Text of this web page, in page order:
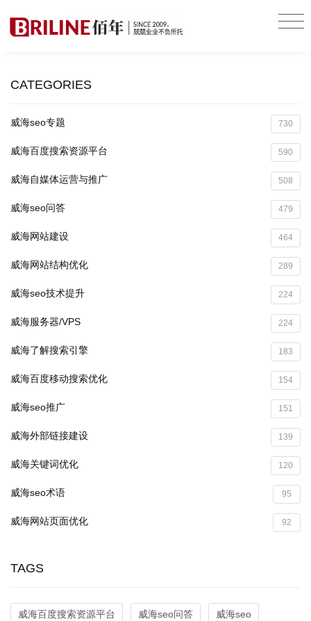
CATEGORIES
威海seo专题 730
威海百度搜索资源平台 590
威海自媒体运营与推广 508
威海seo问答 479
威海网站建设 464
威海网站结构优化 289
威海seo技术提升 224
威海服务器/VPS 224
威海了解搜索引擎 183
威海百度移动搜索优化 154
威海seo推广 151
威海外部链接建设 139
威海关键词优化 120
威海seo术语 95
威海网站页面优化 92
TAGS
威海百度搜索资源平台 威海seo问答 威海seo